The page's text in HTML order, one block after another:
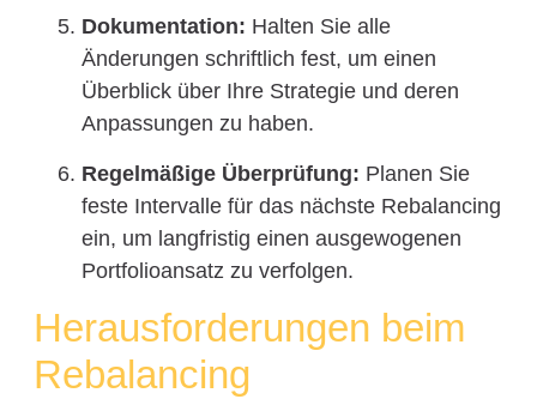
Dokumentation: Halten Sie alle
Änderungen schriftlich fest, um einen
Überblick über Ihre Strategie und deren
Anpassungen zu haben.
Regelmäßige Überprüfung: Planen Sie
feste Intervalle für das nächste Rebalancing
ein, um langfristig einen ausgewogenen
Portfolioansatz zu verfolgen.
Herausforderungen beim
Rebalancing